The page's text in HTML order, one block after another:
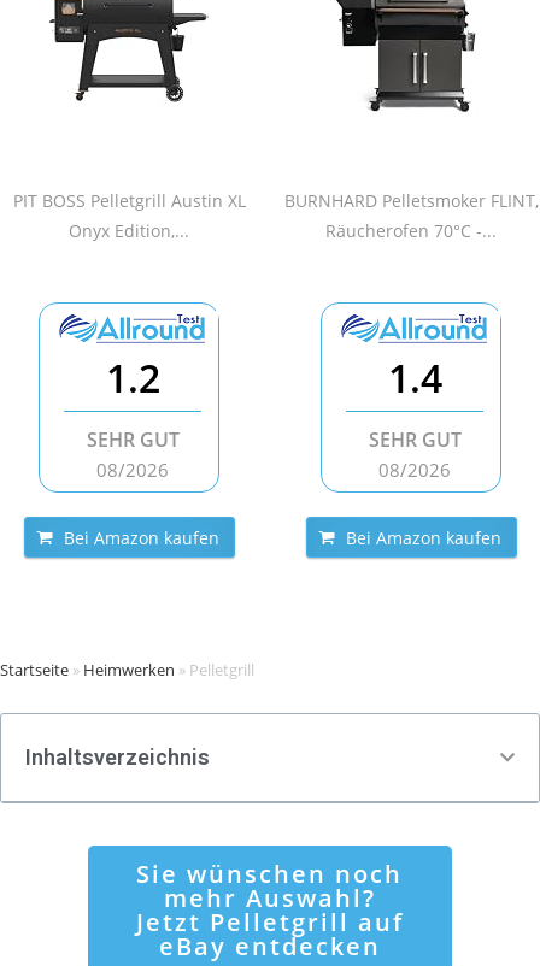
PIT BOSS Pelletgrill Austin XL
Onyx Edition,...
BURNHARD Pelletsmoker FLINT,
Räucherofen 70°C -...
1.2
SEHR GUT
08/2026
Bei Amazon kaufen
1.4
SEHR GUT
08/2026
Bei Amazon kaufen
Startseite » Heimwerken » Pelletgrill
Inhaltsverzeichnis
Sie wünschen noch
mehr Auswahl?
Jetzt Pelletgrill auf
eBay entdecken